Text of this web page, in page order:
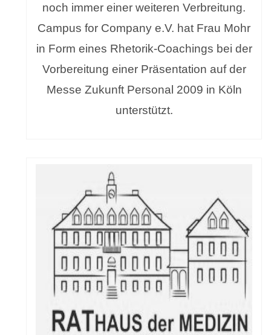
noch immer einer weiteren Verbreitung.
Campus for Company e.V. hat Frau Mohr
in Form eines Rhetorik-Coachings bei der
Vorbereitung einer Präsentation auf der
Messe Zukunft Personal 2009 in Köln
unterstützt.